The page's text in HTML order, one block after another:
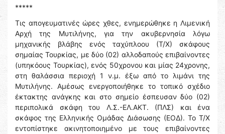
*****
Τις απογευματινές ώρες χθες, ενημερώθηκε η Λιμενική
Αρχή της Μυτιλήνης, για την ακυβερνησία λόγω
μηχανικής βλάβης ενός ταχύπλοου (Τ/Χ) σκάφους
σημαίας Τουρκίας, με δύο (02) αλλοδαπούς επιβαίνοντες
(υπηκόους Τουρκίας), ενός 50χρονου και μίας 24χρονης,
στη θαλάσσια περιοχή 1 ν.μ. έξω από το λιμάνι της
Μυτιλήνης. Αμέσως ενεργοποιήθηκε το τοπικό σχέδιο
έκτακτης ανάγκης και στο σημείο έσπευσαν δύο (02)
περιπολικά σκάφη του Λ.Σ.-ΕΛ.ΑΚΤ. (ΠΛΣ) και ένα
σκάφος της Ελληνικής Ομάδας Διάσωσης (ΕΟΔ). Το Τ/Χ
εντοπίστηκε ακινητοποιημένο με τους επιβαίνοντες